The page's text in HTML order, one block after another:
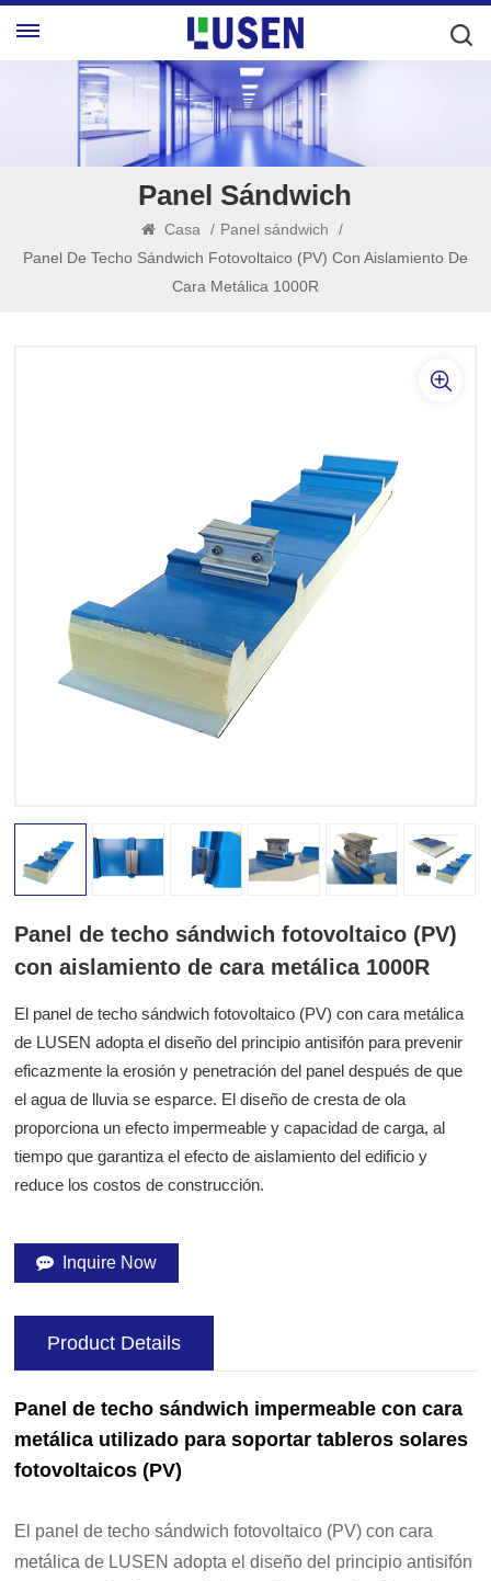
Panel Sándwich
Casa / Panel sándwich
/
Panel De Techo Sándwich Fotovoltaico (PV) Con Aislamiento De
Cara Metálica 1000R
Panel de techo sándwich fotovoltaico (PV)
con aislamiento de cara metálica 1000R
El panel de techo sándwich fotovoltaico (PV) con cara metálica
de LUSEN adopta el diseño del principio antisifón para prevenir
eficazmente la erosión y penetración del panel después de que
el agua de lluvia se esparce. El diseño de cresta de ola
proporciona un efecto impermeable y capacidad de carga, al
tiempo que garantiza el efecto de aislamiento del edificio y
reduce los costos de construcción.
Inquire Now
Product Details
Panel de techo sándwich impermeable con cara
metálica utilizado para soportar tableros solares
fotovoltaicos (PV)
El panel de techo sándwich fotovoltaico (PV) con cara
metálica de LUSEN adopta el diseño del principio antisifón